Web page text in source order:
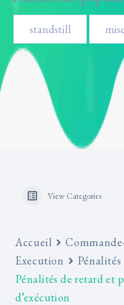
standstill
View Categories
Accueil
Execution
Pénalités
Pénalités de retard et
d’exécution